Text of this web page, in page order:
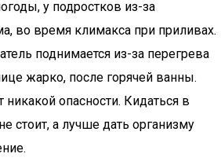
у подростков из-за
во время климакса при приливах.
поднимается из-за перегрева
жарко, после горячей ванны.
никакой опасности. Кидаться в
стоит, а лучше дать организму